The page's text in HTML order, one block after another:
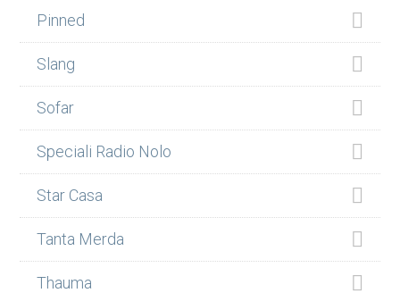
Pinned
Slang
Sofar
Speciali Radio Nolo
Star Casa
Tanta Merda
Thauma